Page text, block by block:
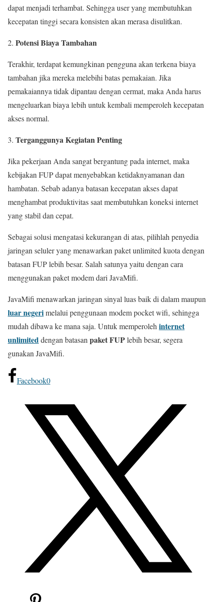
dapat menjadi terhambat. Sehingga user yang membutuhkan
kecepatan tinggi secara konsisten akan merasa disulitkan.
Potensi Biaya Tambahan
Terakhir, terdapat kemungkinan pengguna akan terkena biaya
tambahan jika mereka melebihi batas pemakaian. Jika
pemakaiannya tidak dipantau dengan cermat, maka Anda harus
mengeluarkan biaya lebih untuk kembali memperoleh kecepatan
akses normal.
Terganggunya Kegiatan Penting
Jika pekerjaan Anda sangat bergantung pada internet, maka
kebijakan FUP dapat menyebabkan ketidaknyamanan dan
hambatan. Sebab adanya batasan kecepatan akses dapat
menghambat produktivitas saat membutuhkan koneksi internet
yang stabil dan cepat.
Sebagai solusi mengatasi kekurangan di atas, pilihlah penyedia
jaringan seluler yang menawarkan paket unlimited kuota dengan
batasan FUP lebih besar. Salah satunya yaitu dengan cara
menggunakan paket modem dari JavaMifi.
JavaMifi menawarkan jaringan sinyal luas baik di dalam maupun
luar negerimelalui penggunaan modem pocket wifi, sehingga
mudah dibawa ke mana saja. Untuk memperolehinternet
unlimiteddengan batasanpaket FUPlebih besar, segera
gunakan JavaMifi.
Facebook0